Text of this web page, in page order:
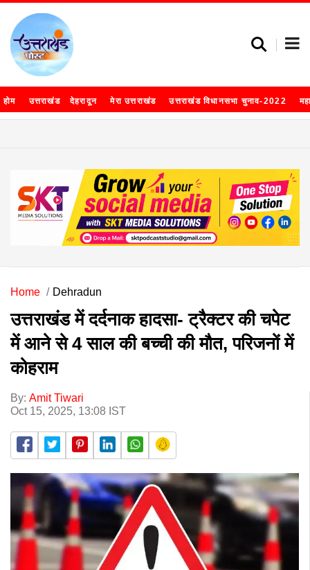
होम उत्तराखंड देहरादून मेरा उत्तराखंड उत्तराखंड विधानसभा चुनाव-2022
Home Dehradun
उत्तराखंड में दर्दनाक हादसा- ट्रैक्टर की चपेट
में आने से 4 साल की बच्ची की मौत, परिजनों में
कोहराम
By: Amit Tiwari
Oct 15, 2025, 13:08 IST